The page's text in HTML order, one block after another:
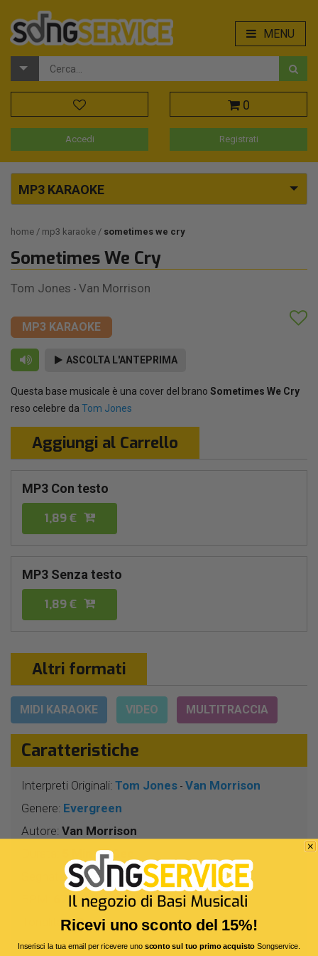
MENU
0
Accedi Registrati
MP3 KARAOKE
home mp3 karaoke sometimes we cry
Sometimes We Cry
Tom Jones - Van Morrison
MP3 KARAOKE
ASCOLTA L'ANTEPRIMA
Questa base musicale è una cover del brano Sometimes We Cry
reso celebre da Tom Jones
Aggiungi al Carrello
MP3 Con testo
1,89 €
MP3 Senza testo
1,89 €
Altri formati
MIDI KARAOKE VIDEO MULTITRACCIA
Caratteristiche
Interpreti Originali: Tom Jones - Van Morrison
Genere: Evergreen
Autore: Van Morrison
5 Min 27 Sec
Segnatura:4/4
Tonalità:DO
Bitrate:320 Kbit/s
Ricevi uno sconto del 15%!
Inserisci la tua email per ricevere uno sconto sul tuo primo acquistoSongservice.